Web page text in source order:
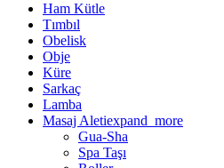
Ham Kütle
Tımbıl
Obelisk
Obje
Küre
Sarkaç
Lamba
Masaj Aletiexpand_more
Gua-Sha
Spa Taşı